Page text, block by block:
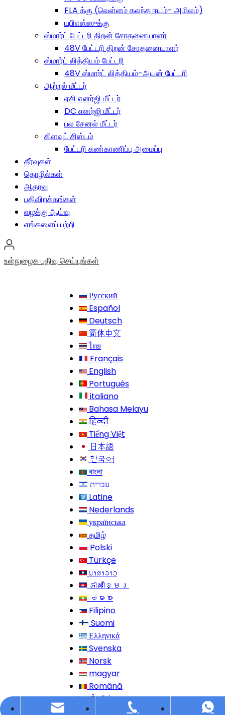
FLA க்கு (வெள்ளம் கலந்த ஈயம்- அமிலம்)
யுபிஎஸ்ஸுக்கு
ஸ்மார்ட் பேட்டரி திறன் சோதனையாளர்
48V பேட்டரி திறன் சோதனையாளர்
ஸ்மார்ட் லித்தியம் பேட்டரி
48V ஸ்மார்ட் லித்தியம்-அயன் பேட்டரி
ஆற்றல் மீட்டர்
ஏசி எனர்ஜி மீட்டர்
DC எனர்ஜி மீட்டர்
பல சேனல் மீட்டர்
கிளவுட் சிஸ்டம்
பேட்டரி கண்காணிப்பு அமைப்பு
தீர்வுகள்
தொழில்கள்
ஆதரவு
பதிவிறக்கங்கள்
வழக்கு ஆய்வு
எங்களைப் பற்றி
உள்நுழைகபதிவு செய்யுங்கள்
Русский
Español
Deutsch
简体中文
ไทย
Français
English
Português
italiano
Bahasa Melayu
हिन्दी
Tiếng Việt
日本語
한국어
বাংলা
עברית
Latine
Nederlands
українська
தமிழ்
Polski
Türkçe
ພາສາລາວ
ភាសាខ្មែរ
ဗမာစာ
Filipino
Suomi
Ελληνικά
Svenska
Norsk
magyar
Română
Čeština
info@dfuntech.com
+86-756-6123188
+86 15919182362